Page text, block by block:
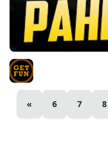
ПРОВЕРЯЮ УДАЧУ
« 6 7 8